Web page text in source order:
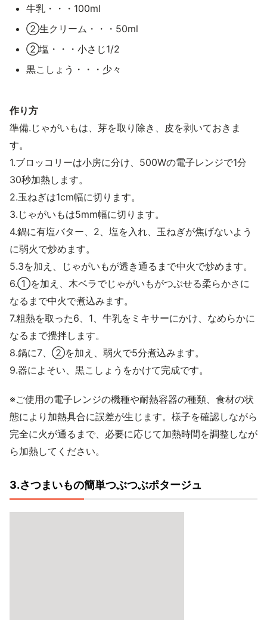
牛乳・・・100ml
②生クリーム・・・50ml
②塩・・・小さじ1/2
黒こしょう・・・少々
作り方
準備.じゃがいもは、芽を取り除き、皮を剥いておきま
す。
1.ブロッコリーは小房に分け、500Wの電子レンジで1分
30秒加熱します。
2.玉ねぎは1cm幅に切ります。
3.じゃがいもは5mm幅に切ります。
4.鍋に有塩バター、2、塩を入れ、玉ねぎが焦げないよう
に弱火で炒めます。
5.3を加え、じゃがいもが透き通るまで中火で炒めます。
6.①を加え、木ベラでじゃがいもがつぶせる柔らかさに
なるまで中火で煮込みます。
7.粗熱を取った6、1、牛乳をミキサーにかけ、なめらかに
なるまで攪拌します。
8.鍋に7、②を加え、弱火で5分煮込みます。
9.器によそい、黒こしょうをかけて完成です。
※ご使用の電子レンジの機種や耐熱容器の種類、食材の状
態により加熱具合に誤差が生じます。様子を確認しながら
完全に火が通るまで、必要に応じて加熱時間を調整しなが
ら加熱してください。
3.さつまいもの簡単つぶつぶポタージュ